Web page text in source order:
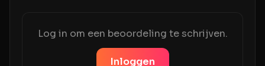
Log in om een beoordeling te schrijven.
Inloggen